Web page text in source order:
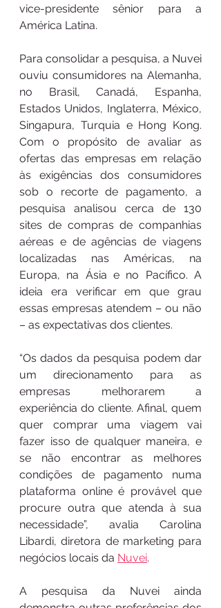
vice-presidente sênior para a
América Latina.
Para consolidar a pesquisa, a Nuvei
ouviu consumidores na Alemanha,
no Brasil, Canadá, Espanha,
Estados Unidos, Inglaterra, México,
Singapura, Turquia e Hong Kong.
Com o propósito de avaliar as
ofertas das empresas em relação
às exigências dos consumidores
sob o recorte de pagamento, a
pesquisa analisou cerca de 130
sites de compras de companhias
aéreas e de agências de viagens
localizadas nas Américas, na
Europa, na Ásia e no Pacífico. A
ideia era verificar em que grau
essas empresas atendem – ou não
– as expectativas dos clientes.
“Os dados da pesquisa podem dar
um direcionamento para as
empresas melhorarem a
experiência do cliente. Afinal, quem
quer comprar uma viagem vai
fazer isso de qualquer maneira, e
se não encontrar as melhores
condições de pagamento numa
plataforma online é provável que
procure outra que atenda à sua
necessidade”, avalia Carolina
Libardi, diretora de marketing para
negócios locais da Nuvei.
A pesquisa da Nuvei ainda